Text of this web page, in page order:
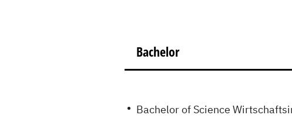
Bachelor
Bachelor of Science